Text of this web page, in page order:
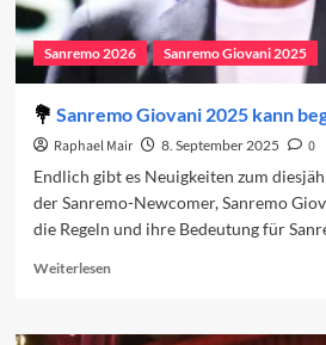
Sanremo 2026 Sanremo Giovani 2025
Sanremo Giovani 2025 kann
Raphael Mair 8. September 2025
0
Endlich gibt es Neuigkeiten zum
der Sanremo-Newcomer, Sanremo
die Regeln und ihre Bedeutung für
WeiterlesenRead
Sanremo